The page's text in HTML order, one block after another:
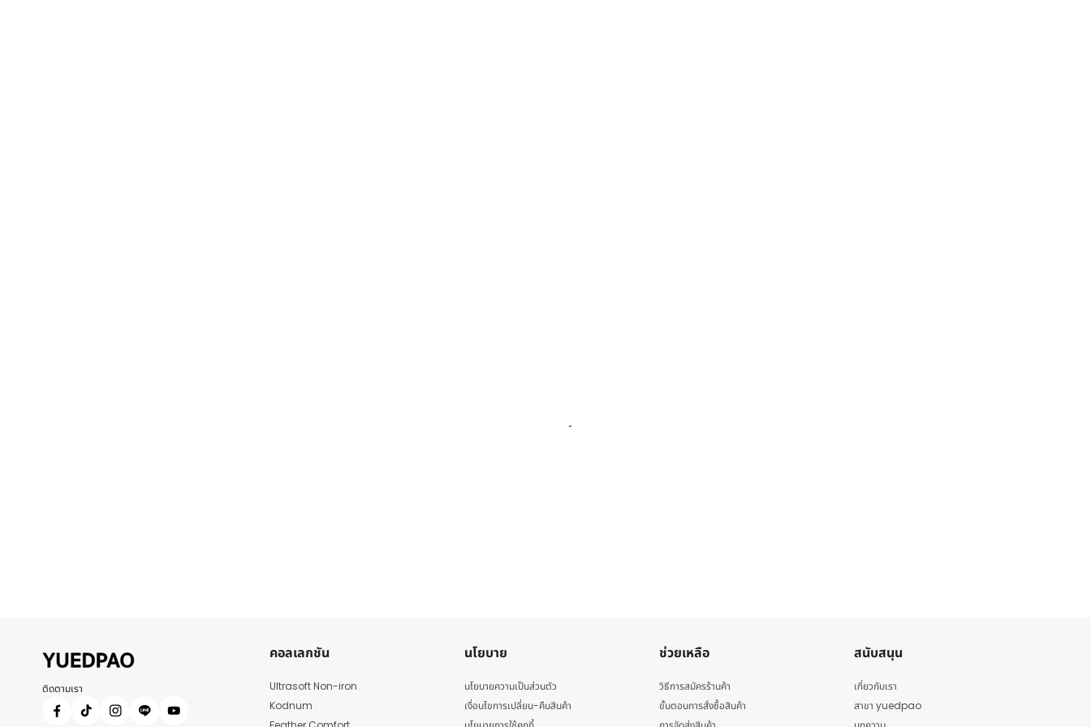
ติดตามเรา
คอลเลกชัน
Ultrasoft Non-iron
Kodnum
นโยบาย
นโยบายความเป็นส่วนตัว
เงื่อนไขการเปลี่ยน-คืนสินค้า
ช่วยเหลือ
วิธีการสมัครร้านค้า
ขั้นตอนการสั่งซื้อสินค้า
สนับสนุน
เกี่ยวกับเรา
สาขา yuedpao